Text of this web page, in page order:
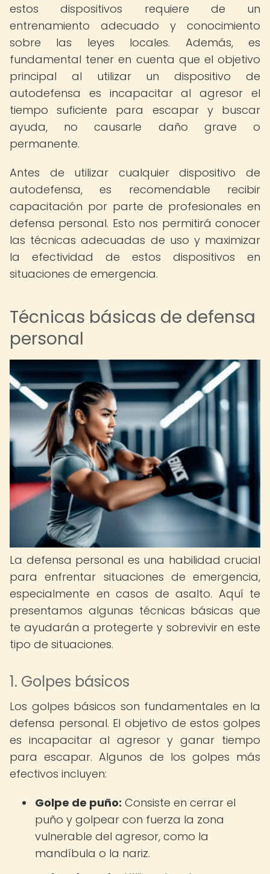
estos dispositivos requiere de un
entrenamiento adecuado y conocimiento
sobre las leyes locales. Además, es
fundamental tener en cuenta que el objetivo
principal al utilizar un dispositivo de
autodefensa es incapacitar al agresor el
tiempo suficiente para escapar y buscar
ayuda, no causarle daño grave o
permanente.
Antes de utilizar cualquier dispositivo de
autodefensa, es recomendable recibir
capacitación por parte de profesionales en
defensa personal. Esto nos permitirá conocer
las técnicas adecuadas de uso y maximizar
la efectividad de estos dispositivos en
situaciones de emergencia.
Técnicas básicas de defensa
personal
La defensa personal es una habilidad crucial
para enfrentar situaciones de emergencia,
especialmente en casos de asalto. Aquí te
presentamos algunas técnicas básicas que
te ayudarán a protegerte y sobrevivir en este
tipo de situaciones.
1. Golpes básicos
Los golpes básicos son fundamentales en la
defensa personal. El objetivo de estos golpes
es incapacitar al agresor y ganar tiempo
para escapar. Algunos de los golpes más
efectivos incluyen:
Golpe de puño: Consiste en cerrar el
puño y golpear con fuerza la zona
vulnerable del agresor, como la
mandíbula o la nariz.